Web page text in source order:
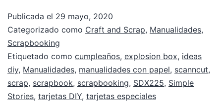
Publicada el 29 mayo, 2020
Categorizado como Craft and Scrap, Manualidades,
Scrapbooking
Etiquetado como cumpleaños, explosion box, ideas
diy, Manualidades, manualidades con papel, scanncut,
scrap, scrapbook, scrapbooking, SDX225, Simple
Stories, tarjetas DIY, tarjetas especiales